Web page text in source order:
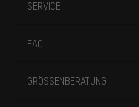
SERVICE
FAQ
GRÖSSENBERATUNG